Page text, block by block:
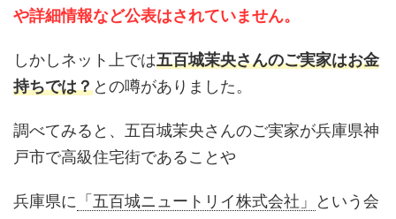
や詳細情報など公表はされていません。
しかしネット上では五百城茉央さんのご実家はお金
持ちでは？との噂がありました。
調べてみると、五百城茉央さんのご実家が兵庫県神
戸市で高級住宅街であることや
兵庫県に 「五百城ニュートリイ株式会社」
という会